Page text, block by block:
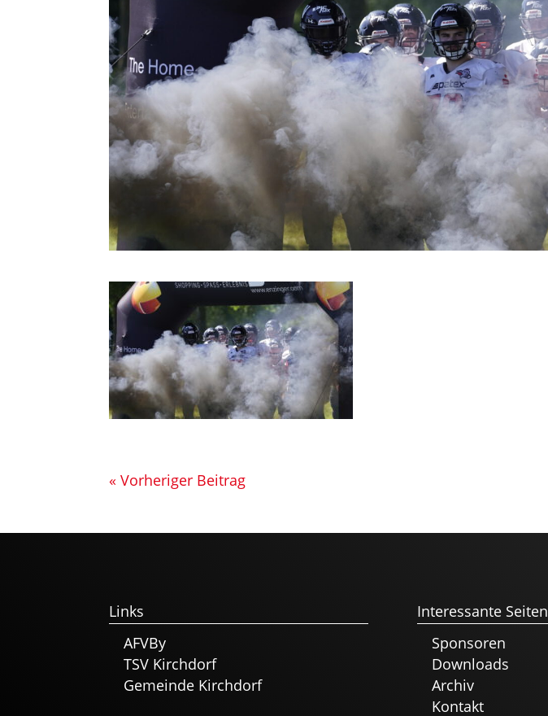
« Vorheriger Beitrag
Links
AFVBy
TSV Kirchdorf
Gemeinde Kirchdorf
Interessante Seiten
Sponsoren
Downloads
Archiv
Kontakt